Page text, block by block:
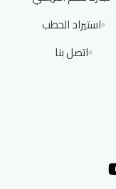
استيراد الحطب
اتصل بنا